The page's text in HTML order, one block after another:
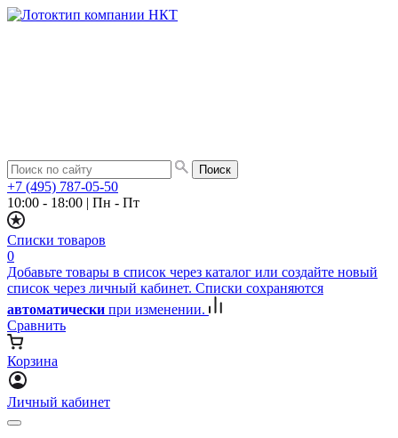
+7 (495) 787-05-50
10:00 - 18:00 | Пн - Пт
Списки товаров
0
Добавьте товары в список через каталог или создайте новый
список через личный кабинет. Списки сохраняются
автоматически при изменении.
Сравнить
Корзина
Личный кабинет